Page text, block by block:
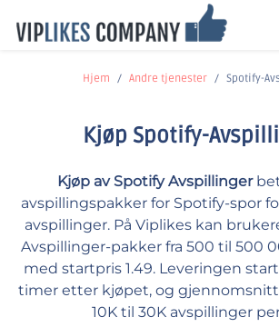
Hjem Andre tjenester Spotify-
Kjøp Spotify-
Kjøp av Spotify Avspillinger
avspillingspakker for Spotify-spor
avspillinger. På Viplikes kan
Avspillinger-pakker fra 500 til 500
med startpris 1.49. Leveringen
timer etter kjøpet, og
10K til 30K avspillinger